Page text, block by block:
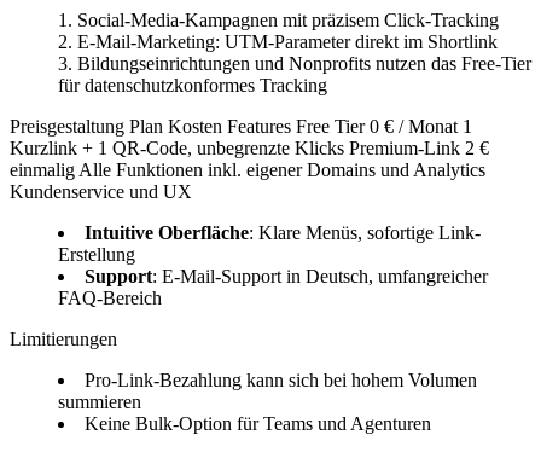
Social-Media-Kampagnen mit präzisem Click-Tracking
E-Mail-Marketing: UTM-Parameter direkt im Shortlink
Bildungseinrichtungen und Nonprofits nutzen das Free-Tier
für datenschutzkonformes Tracking
Preisgestaltung Plan Kosten Features Free Tier 0 € / Monat 1
Kurzlink + 1 QR-Code, unbegrenzte Klicks Premium-Link 2 €
einmalig Alle Funktionen inkl. eigener Domains und Analytics
Kundenservice und UX
Intuitive Oberfläche: Klare Menüs, sofortige Link-
Erstellung
Support: E-Mail-Support in Deutsch, umfangreicher
FAQ-Bereich
Limitierungen
Pro-Link-Bezahlung kann sich bei hohem Volumen
summieren
Keine Bulk-Option für Teams und Agenturen